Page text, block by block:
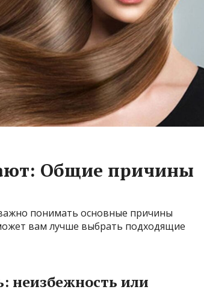
Общие причины
понимать основные причины
вам лучше выбрать подходящие
неизбежность или